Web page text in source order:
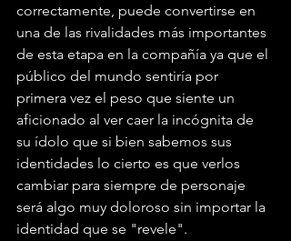
correctamente, puede convertirse en
una de las rivalidades más importantes
de esta etapa en la compañía ya que el
público del mundo sentiría por
primera vez el peso que siente un
aficionado al ver caer la incógnita de
su ídolo que si bien sabemos sus
identidades lo cierto es que verlos
cambiar para siempre de personaje
será algo muy doloroso sin importar la
identidad que se "revele".